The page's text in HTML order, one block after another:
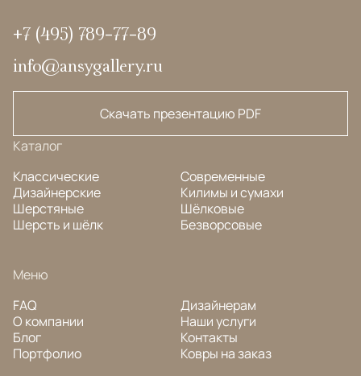
+7 (495) 789-77-89
info@ansygallery.ru
Скачать презентацию PDF
Каталог
Классические
Дизайнерские
Шерстяные
Шерсть и шёлк
Современные
Килимы и сумахи
Шёлковые
Безворсовые
Меню
FAQ
О компании
Блог
Портфолио
Дизайнерам
Наши услуги
Контакты
Ковры на заказ